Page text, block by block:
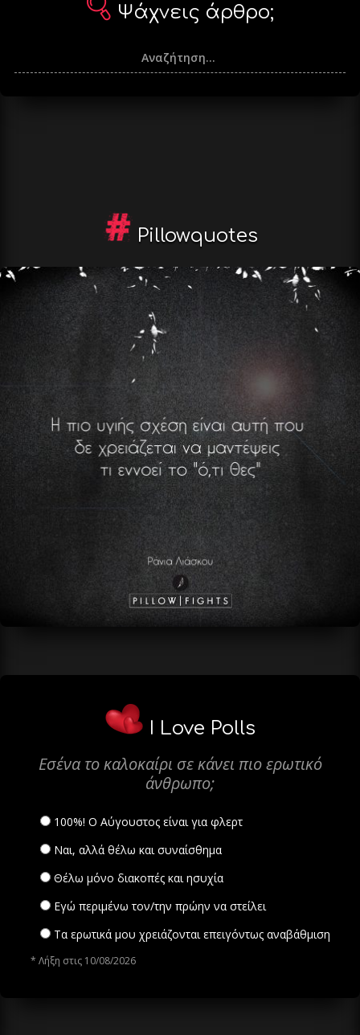
Ψάχνεις άρθρο;
Pillowquotes
I Love Polls
Εσένα το καλοκαίρι σε κάνει πιο ερωτικό
άνθρωπο;
100%! Ο Αύγουστος είναι για φλερτ
Ναι, αλλά θέλω και συναίσθημα
Θέλω μόνο διακοπές και ησυχία
Εγώ περιμένω τον/την πρώην να στείλει
Τα ερωτικά μου χρειάζονται επειγόντως αναβάθμιση
* Λήξη στις 10/08/2026